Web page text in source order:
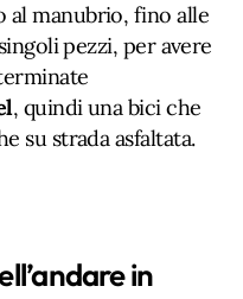
al manubrio, fino alle
pezzi, per avere
, quindi una bici che
su strada asfaltata.
in